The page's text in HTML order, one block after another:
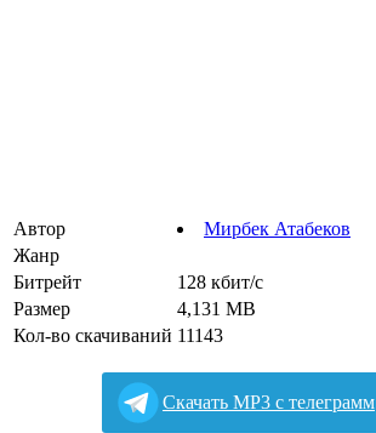
Автор
Мирбек Атабеков
Жанр
Битрейт
128 кбит/с
Размер
4,131 MB
Кол-во скачиваний 11143
Cкачать MP3 с телеграмм